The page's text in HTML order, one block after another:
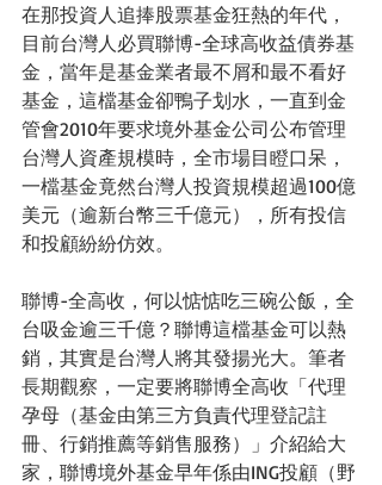
在那投資人追捧股票基金狂熱的年代，
目前台灣人必買聯博-全球高收益債券基
金，當年是基金業者最不屑和最不看好
基金，這檔基金卻鴨子划水，一直到金
管會2010年要求境外基金公司公布管理
台灣人資產規模時，全市場目瞪口呆，
一檔基金竟然台灣人投資規模超過100億
美元（逾新台幣三千億元），所有投信
和投顧紛紛仿效。
聯博-全高收，何以惦惦吃三碗公飯，全
台吸金逾三千億？聯博這檔基金可以熱
銷，其實是台灣人將其發揚光大。筆者
長期觀察，一定要將聯博全高收「代理
孕母（基金由第三方負責代理登記註
冊、行銷推薦等銷售服務）」介紹給大
家，聯博境外基金早年係由ING投顧（野